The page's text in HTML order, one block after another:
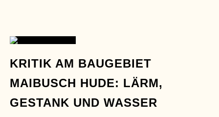
20
AUG.
KRITIK AM BAUGEBIET
MAIBUSCH HUDE: LÄRM,
GESTANK UND WASSER